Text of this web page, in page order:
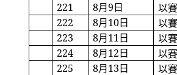
221
8月9日
以
222
8月10日
以
223
8月11日
以
224
8月12日
以
225
8月13日
以